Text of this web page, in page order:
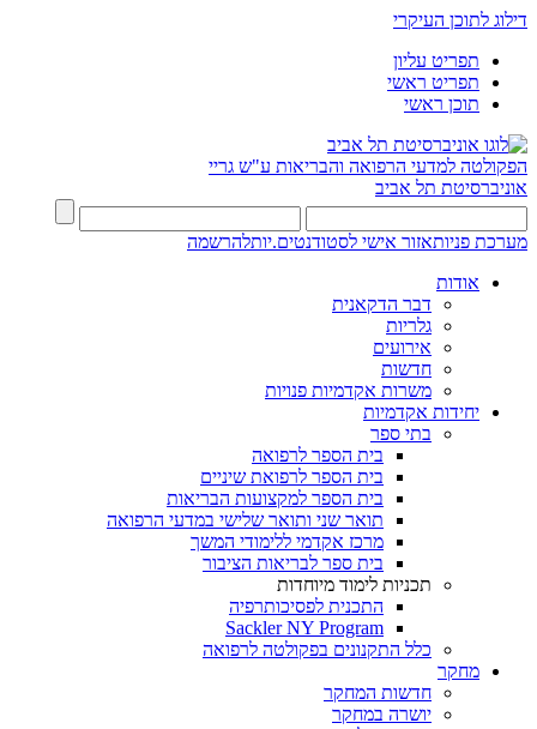
דילוג לתוכן העיקרי
תפריט עליון
תפריט ראשי
תוכן ראשי
הפקולטה למדעי הרפואה והבריאות ע"ש גריי
אוניברסיטת תל אביב
מערכת פניותאזור אישי לסטודנטים.יותלהרשמה
אודות
דבר הדקאנית
גלריות
אירועים
חדשות
משרות אקדמיות פנויות
יחידות אקדמיות
בתי ספר
בית הספר לרפואה
בית הספר לרפואת שיניים
בית הספר למקצועות הבריאות
תואר שני ותואר שלישי במדעי הרפואה
מרכז אקדמי ללימודי המשך
בית ספר לבריאות הציבור
תכניות לימוד מיוחדות
התכנית לפסיכותרפיה
Sackler NY Program
כלל התקנונים בפקולטה לרפואה
מחקר
חדשות המחקר
יושרה במחקר